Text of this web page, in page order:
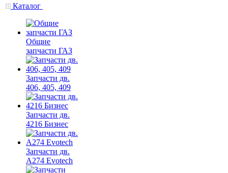
Каталог
Общие
запчасти ГАЗ
Запчасти дв.
406, 405, 409
Запчасти дв.
4216 Бизнес
Запчасти дв.
A274 Evotech